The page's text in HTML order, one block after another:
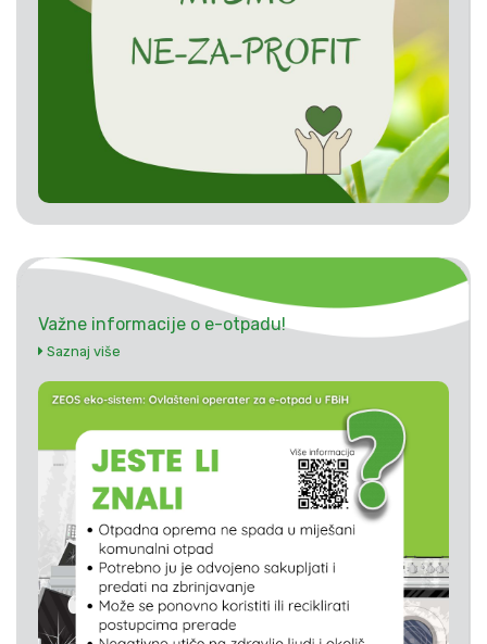
Važne informacije o e-otpadu!
Saznaj više